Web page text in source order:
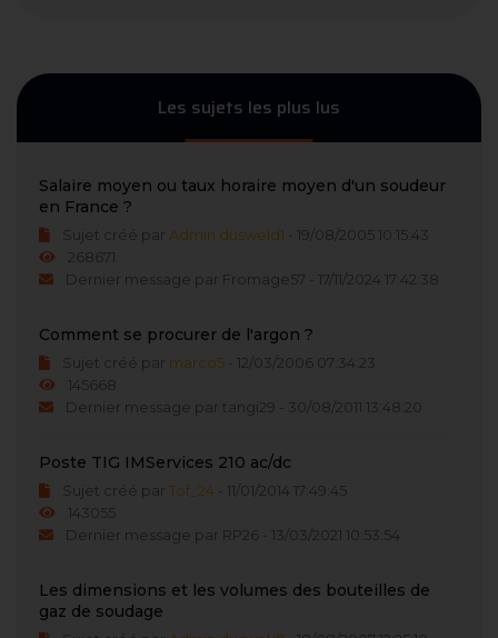
Les sujets les plus lus
Salaire moyen ou taux horaire moyen d'un soudeur
en France ?
Sujet créé par Admin dusweld1 - 19/08/2005 10:15:43
268671
Dernier message par Fromage57 - 17/11/2024 17:42:38
Comment se procurer de l'argon ?
Sujet créé par marco5 - 12/03/2006 07:34:23
145668
Dernier message par tangi29 - 30/08/2011 13:48:20
Poste TIG IMServices 210 ac/dc
Sujet créé par Tof_24 - 11/01/2014 17:49:45
143055
Dernier message par RP26 - 13/03/2021 10:53:54
Les dimensions et les volumes des bouteilles de
gaz de soudage